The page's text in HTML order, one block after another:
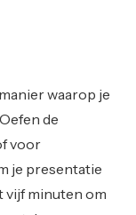
waarop je
de
voor
je presentatie
vijf minuten om